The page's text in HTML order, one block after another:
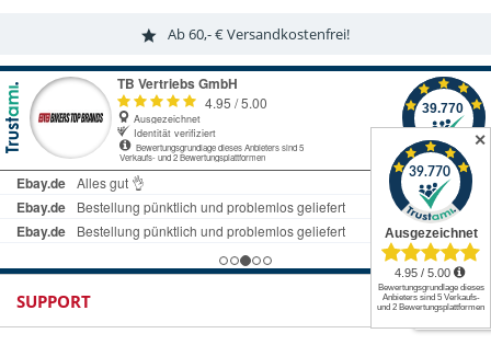
✕
Ab 60,- € Versandkostenfrei!
SUPPORT